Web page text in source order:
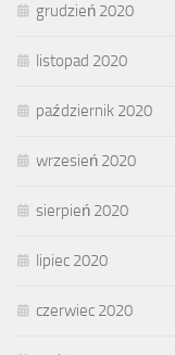
grudzień 2020
listopad 2020
październik 2020
wrzesień 2020
sierpień 2020
lipiec 2020
czerwiec 2020